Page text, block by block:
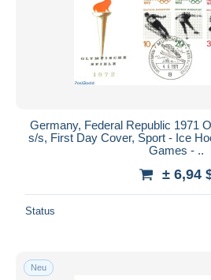
Germany, Federal Republic 1971
s/s, First Day Cover, Sport - Ice
Games - ..
± 6,94
Status
Neu